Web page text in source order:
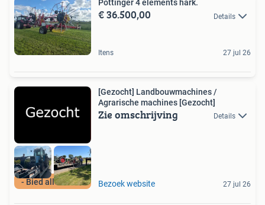
Pottinger 4 elements hark.
€ 36.500,00 Details
Itens 27 jul 26
- Bied alles aan -
[Gezocht] Landbouwmachines /
Agrarische machines [Gezocht]
Zie omschrijving Details
Bezoek website 27 jul 26